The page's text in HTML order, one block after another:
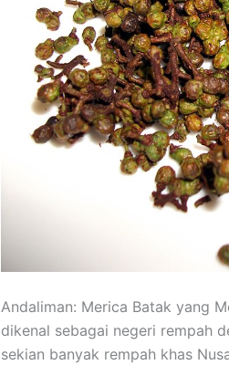
Andaliman: Merica Batak yang
dikenal sebagai negeri rempah
sekian banyak rempah khas